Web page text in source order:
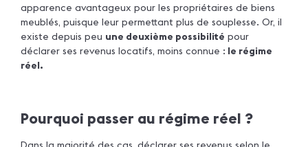
apparence avantageux pour les propriétaires de biens
meublés, puisque leur permettant plus de souplesse. Or, il
existe depuis peu une deuxième possibilité pour
déclarer ses revenus locatifs, moins connue : le régime
réel.
Pourquoi passer au régime réel ?